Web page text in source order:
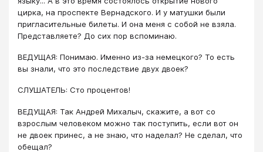
цирка, на проспекте Вернадского. И у матушки были
пригласительные билеты. И она меня с собой не взяла.
Представляете? До сих пор вспоминаю.
ВЕДУЩАЯ: Понимаю. Именно из-за немецкого? То есть
вы знали, что это последствие двух двоек?
СЛУШАТЕЛЬ: Сто процентов!
ВЕДУЩАЯ: Так Андрей Михалыч, скажите, а вот со
взрослым человеком можно так поступить, если вот он
не двоек принес, а не знаю, что наделал? Не сделал, что
обещал?